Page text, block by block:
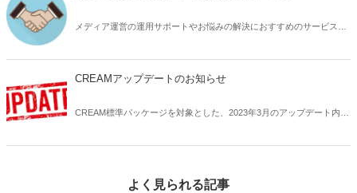
メディア運営の運用サポートやお悩みの解決におすすめのサービスサ
CREAMアップデートのお知らせ
CREAM標準パッケージを対象とした、2023年3月のアップデート内容
よく見られる記事